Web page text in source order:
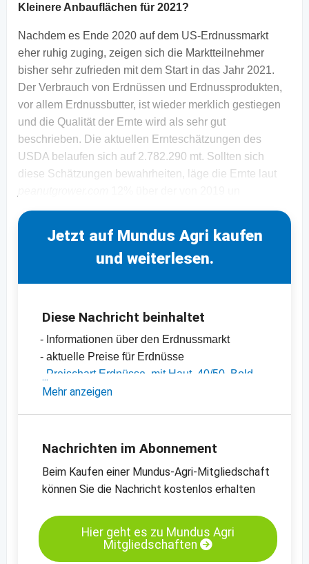
Kleinere Anbauflächen für 2021?
Nachdem es Ende 2020 auf dem US-Erdnussmarkt
eher ruhig zuging, zeigen sich die Marktteilnehmer
bisher sehr zufrieden mit dem Start in das Jahr 2021.
Der Verbrauch von Erdnüssen und Erdnussprodukten,
vor allem Erdnussbutter, ist wieder merklich gestiegen
und die Qualität der Ernte wird als sehr gut
beschrieben. Die aktuellen Ernteschätzungen des
USDA belaufen sich auf 2.782.290 mt. Sollten sich
diese Schätzungen bewahrheiten, läge die Ernte laut
Jetzt auf Mundus Agri kaufen
und weiterlesen.
Diese Nachricht beinhaltet
- Informationen über den Erdnussmarkt
- aktuelle Preise für Erdnüsse
Preischart Erdnüsse, mit Haut, 40/50, Bold,
Indien
-allgemeine Preisinformationen
Mehr anzeigen
Nachrichten im Abonnement
Beim Kaufen einer Mundus-Agri-Mitgliedschaft
können Sie die Nachricht kostenlos erhalten
Hier geht es zu Mundus Agri
Mitgliedschaften